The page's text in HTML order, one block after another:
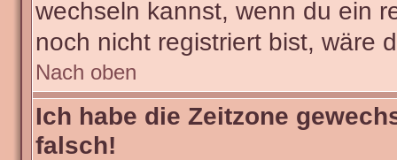
wechseln kannst, wenn du ein
noch nicht registriert bist, wäre
Nach oben
Ich habe die Zeitzone
falsch!